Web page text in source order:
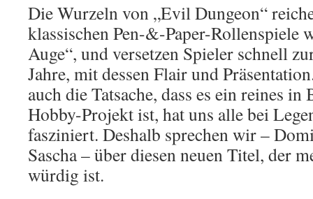
Die Wurzeln von „Evil Dungeon“
klassischen Pen-&-Paper-Rollenspiele
Auge“, und versetzen Spieler schnell
Jahre, mit dessen Flair und
auch die Tatsache, dass es ein reines in
Hobby-Projekt ist, hat uns alle bei
fasziniert. Deshalb sprechen wir –
Sascha – über diesen neuen Titel, der
würdig ist.